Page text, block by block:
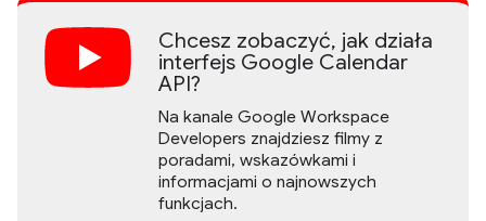
Chcesz zobaczyć, jak działa
interfejs Google Calendar
API?
Na kanale Google Workspace
Developers znajdziesz filmy z
poradami, wskazówkami i
informacjami o najnowszych
funkcjach.